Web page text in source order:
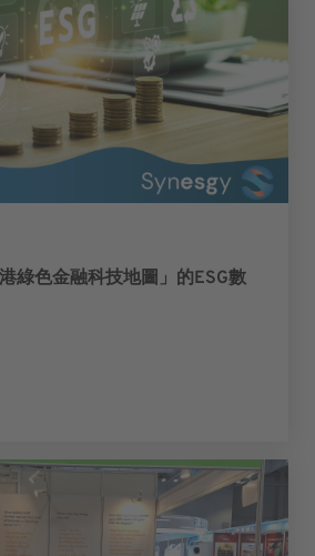
綠色金融科技地圖」的ESG數